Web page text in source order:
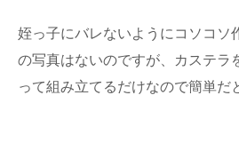
姪っ子にバレないようにコソコソ
の写真はないのですが、カステラ
って組み立てるだけなので簡単だ